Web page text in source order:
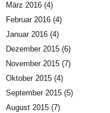
März 2016 (4)
Februar 2016 (4)
Januar 2016 (4)
Dezember 2015 (6)
November 2015 (7)
Oktober 2015 (4)
September 2015 (5)
August 2015 (7)